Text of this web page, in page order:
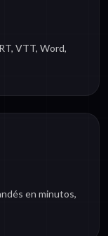
VTT, Word,
en minutos,